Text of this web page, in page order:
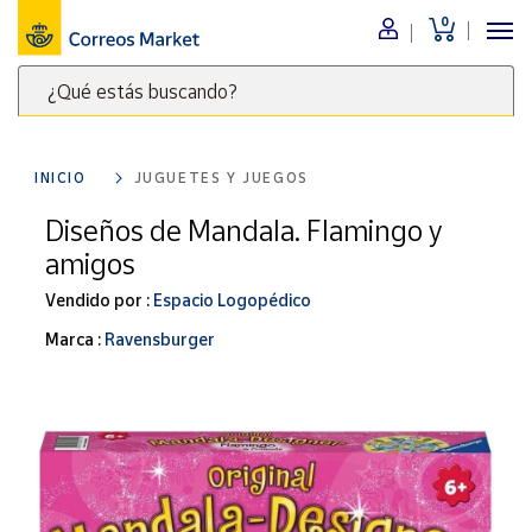
0
¿Qué estás buscando?
clave
para
buscar
productos
Correos
Menú
Nuestro
catálogo
Alimentación
Bebidas
Ocio y cultura
Juguetes y
Merchandising
y regalos
Tienda de
Correos
INICIO JUGUETES Y JUEGOS
Diseños de Mandala. Flamingo y
amigos
Vendido por : Espacio Logopédico
Marca : Ravensburger